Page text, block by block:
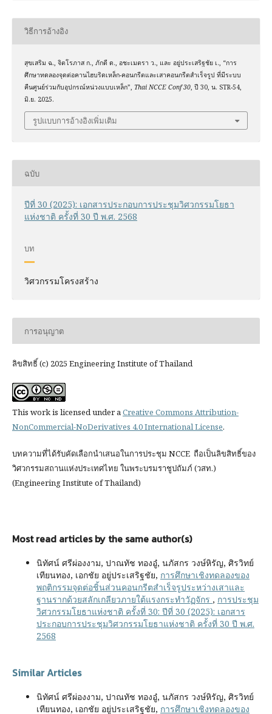
วิธีการอ้างอิง
สุขเสริม ฉ., จิตโรภาส ก., ภักดี ด., อชะเมตรา ว., และ อยู่ประเสริฐชัย เ., “การ
ศึกษาทดลองจุดต่อคานไฮบริดเหล็ก-คอนกรีตและเสาคอนกรีตสำเร็จรูป ที่มีระบบ
คืนศูนย์ร่วมกับอุปกรณ์หน่วงแบบเหล็ก”, Thai NCCE Conf 30, ปี 30, น. STR-54,
มิ.ย. 2025.
รูปแบบการอ้างอิงเพิ่มเติม
ฉบับ
ปีที่ 30 (2025): เอกสารประกอบการประชุมวิศวกรรมโยธา
แห่งชาติ ครั้งที่ 30 ปี พ.ศ. 2568
บท
วิศวกรรมโครงสร้าง
การอนุญาต
ลิขสิทธิ์ (c) 2025 Engineering Institute of Thailand
This work is licensed under aCreative Commons Attribution-
NonCommercial-NoDerivatives 4.0 International License.
บทความที่ได้รับคัดเลือกนำเสนอในการประชุม NCCE ถือเป็นลิขสิทธิ์ของ
วิศวกรรมสถานแห่งประเทศไทย ในพระบรมราชูปถัมภ์ (วสท.)
(Engineering Institute of Thailand)
Most read articles by the same author(s)
นิทัศน์ ศรีผ่องงาม, ปาณทัช ทองอู๋, นภัสกร วงษ์หิรัญ, ศิรวิทย์
เทียนทอง, เอกชัย อยู่ประเสริฐชัย, การศึกษาเชิงทดลองของ
พฤติกรรมจุดต่อชิ้นส่วนคอนกรีตสำเร็จรูประหว่างเสาและ
ฐานรากด้วยสลักเกลียวภายใต้แรงกระทำวัฏจักร , การประชุม
วิศวกรรมโยธาแห่งชาติ ครั้งที่ 30: ปีที่ 30 (2025): เอกสาร
ประกอบการประชุมวิศวกรรมโยธาแห่งชาติ ครั้งที่ 30 ปี พ.ศ.
2568
Similar Articles
นิทัศน์ ศรีผ่องงาม, ปาณทัช ทองอู๋, นภัสกร วงษ์หิรัญ, ศิรวิทย์
เทียนทอง, เอกชัย อยู่ประเสริฐชัย, การศึกษาเชิงทดลองของ